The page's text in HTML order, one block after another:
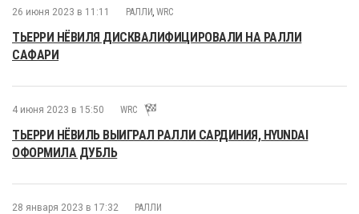
26 июня 2023 в 11:11 РАЛЛИ,WRC
ТЬЕРРИ НЁВИЛЯ ДИСКВАЛИФИЦИРОВАЛИ НА РАЛЛИ
САФАРИ
4 июня 2023 в 15:50 WRC
ТЬЕРРИ НЁВИЛЬ ВЫИГРАЛ РАЛЛИ САРДИНИЯ, HYUNDAI
ОФОРМИЛА ДУБЛЬ
28 января 2023 в 17:32 РАЛЛИ